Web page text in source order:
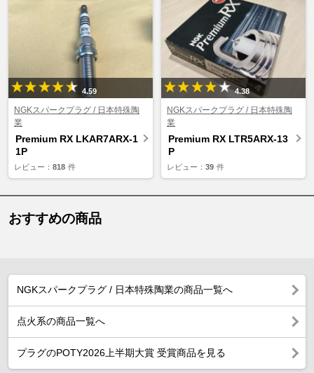
4.59
NGKスパークプラグ / 日本特殊陶
業
Premium RX LKAR7ARX-1
1P
レビュー： 818 件
4.38
NGKスパークプラグ / 日本特殊陶
業
Premium RX LTR5ARX-13
P
レビュー： 39 件
おすすめの商品
NGKスパークプラグ / 日本特殊陶業の商品一覧へ
点火系の商品一覧へ
プラグのPOTY2026上半期大賞 受賞商品を見る